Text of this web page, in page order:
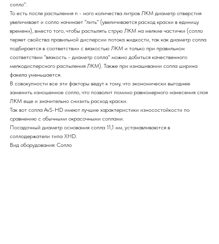
сопло".
То есть после распыления n - ного количества литров ЛКМ диаметр отверстия
увеличивает и сопло начинает "лить" (увеличивается расход краски в единицу
времени), вместо того, чтобы распылять струю ЛКМ на мелкие частички (сопло
теряет свойства правильной дисперсии потока жидкости, так как диаметр сопла
подбирается в соответствии с вязкостью ЛКМ и только при правильном
соответствии "вязкость - диаметр сопла" можно добиться качественного
мелкодисперсного распыления ЛКМ). Также при изнашивании сопла ширина
факела уменьшается.
В совокупности все эти факторы ведут к тому, что экономически выгоднее
заменить изношенное сопло, что позволит помимо равномерного нанесения слоя
ЛКМ еще и значительно снизить расход краски.
Так вот сопла AvS-HD имеют лучшие характеристики износостойкости по
сравнению с обычными окрасочными соплами.
Посадочный диаметр основания сопла 11,1 мм, устанавливаются в
соплодержатели типа XHD.
Вид оборудования: Сопло